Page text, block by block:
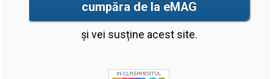
cumpăra de la eMAG
și vei susține acest site.